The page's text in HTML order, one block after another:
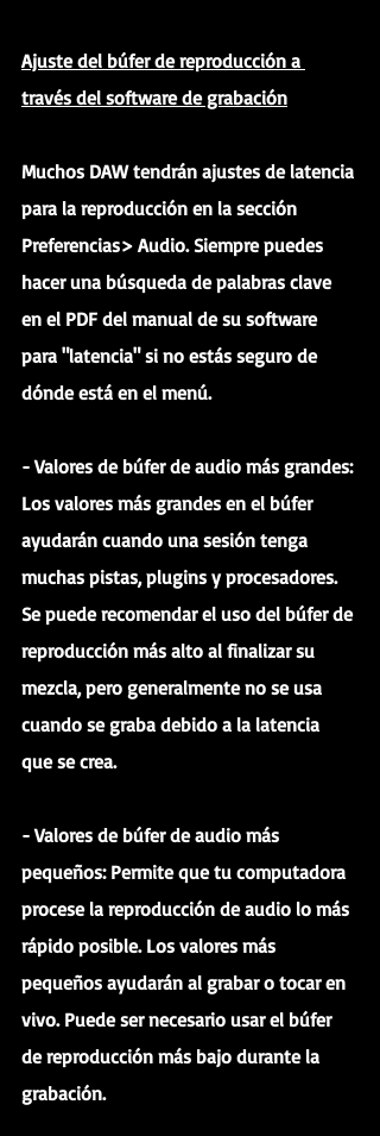
Ajuste del búfer de reproducción a
través del software de grabación
Muchos DAW tendrán ajustes de latencia
para la reproducción en la sección
Preferencias> Audio. Siempre puedes
hacer una búsqueda de palabras clave
en el PDF del manual de su software
para "latencia" si no estás seguro de
dónde está en el menú.
- Valores de búfer de audio más grandes:
Los valores más grandes en el búfer
ayudarán cuando una sesión tenga
muchas pistas, plugins y procesadores.
Se puede recomendar el uso del búfer de
reproducción más alto al finalizar su
mezcla, pero generalmente no se usa
cuando se graba debido a la latencia
que se crea.
- Valores de búfer de audio más
pequeños: Permite que tu computadora
procese la reproducción de audio lo más
rápido posible. Los valores más
pequeños ayudarán al grabar o tocar en
vivo. Puede ser necesario usar el búfer
de reproducción más bajo durante la
grabación.